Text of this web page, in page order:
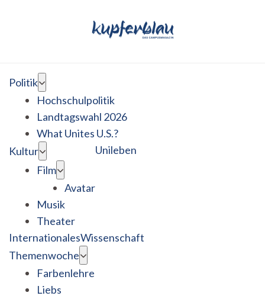
Politik
Hochschulpolitik
Landtagswahl 2026
What Unites U.S.?
Kultur
Film
Avatar
Musik
Theater
Unileben
InternationalesWissenschaft
Themenwoche
Farbenlehre
Liebs